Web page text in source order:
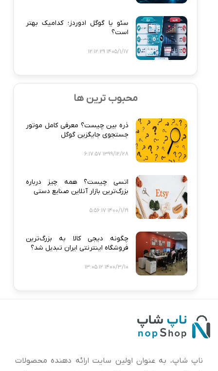
سئو یا گوگل ادوردز؛ کدامیک بهتر
است؟
1405/1/17 12:12:29
محبوب ترین ها
ذره‌ بین چیست؟ معرفی کامل موتور
جستجوی جایگزین گوگل
1399/12/28 6:17:57
اتسی چیست؟ همه‌ چیز درباره
بزرگ‌ترین بازار آنلاین صنایع دستی
1400/1/19 5:56:17
چگونه دیجی‌ کالا به بزرگ‌ترین
فروشگاه اینترنتی ایران تبدیل شد؟
1400/3/10 13:05:12
ناپ شاپ، به عنوان اولین سایت ارائه‌ دهنده محصولات